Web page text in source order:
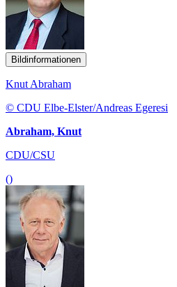
Bildinformationen
Knut Abraham
© CDU Elbe-Elster/Andreas Egeresi
Abraham, Knut
CDU/CSU
()